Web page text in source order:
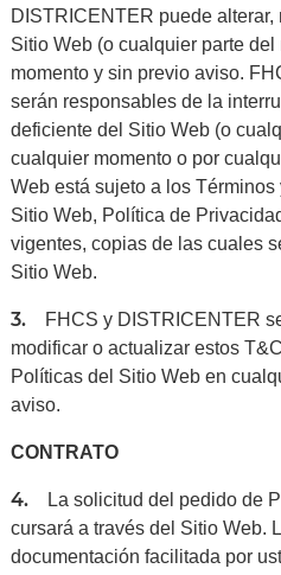
DISTRICENTER puede alterar,
Sitio Web (o cualquier parte
momento y sin previo aviso.
serán responsables de la
deficiente del Sitio Web (o
cualquier momento o por
Web está sujeto a los
Sitio Web, Política de
vigentes, copias de las cuales
Sitio Web.
3.
FHCS y DISTRICENTER
modificar o actualizar estos
Políticas del Sitio Web en
aviso.
CONTRATO
4. La solicitud del pedido de
cursará a través del Sitio Web.
documentación facilitada por